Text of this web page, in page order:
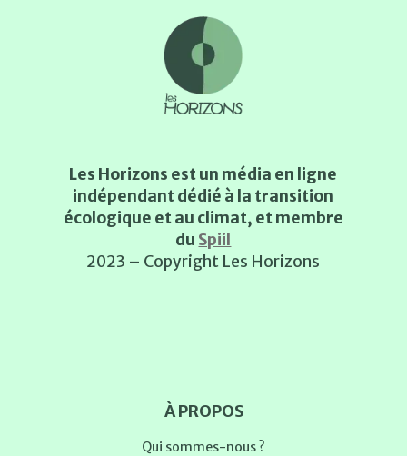
Les Horizons est un média en ligne
indépendant dédié à la transition
écologique et au climat, et membre
du Spiil
2023 – Copyright Les Horizons
À PROPOS
Qui sommes-nous ?